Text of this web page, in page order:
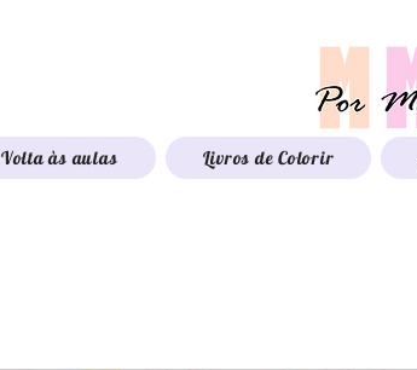
Volta às aulas Livros de Colorir